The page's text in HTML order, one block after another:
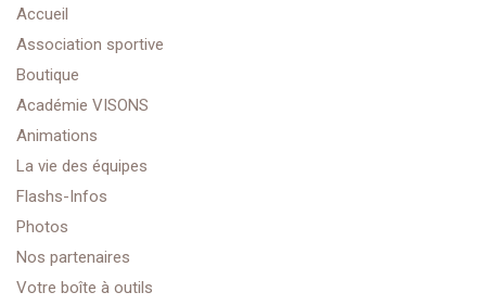
Accueil
Association sportive
Boutique
Académie VISONS
Animations
La vie des équipes
Flashs-Infos
Photos
Nos partenaires
Votre boîte à outils